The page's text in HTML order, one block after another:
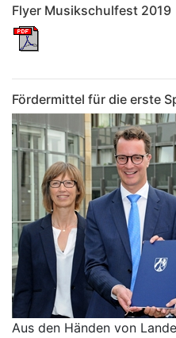
Flyer Musikschulfest 2019
Fördermittel für die erste
Aus den Händen von